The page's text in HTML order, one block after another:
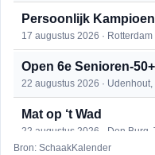
Persoonlijk
17 augustus 2026 · Rotterdam
Open 6e Senioren-
22 augustus 2026 ·
Mat op ‘t Wad
22 augustus 2026 · Den Burg,
Bron: SchaakKalender